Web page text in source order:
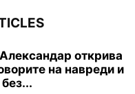
открива
на навреди и